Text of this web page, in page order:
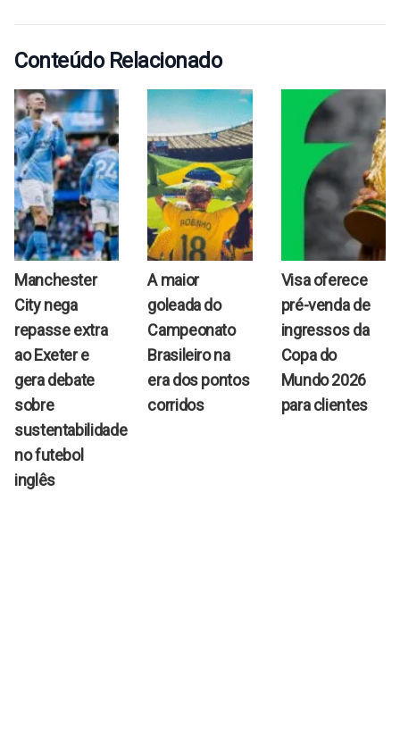
Conteúdo Relacionado
Manchester
City nega
repasse extra
ao Exeter e
gera debate
sobre
sustentabilidade
no futebol
inglês
A maior
goleada do
Campeonato
Brasileiro na
era dos pontos
corridos
Visa oferece
pré-venda de
ingressos da
Copa do
Mundo 2026
para clientes